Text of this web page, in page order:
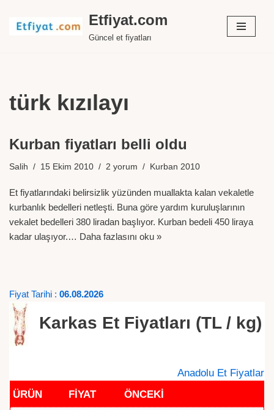
İçeriğe
Etfiyat.com
Güncel et fiyatları
türk kızılayı
Kurban fiyatları belli oldu
Salih 15 Ekim 2010 2 yorum Kurban 2010
Et fiyatlarındaki belirsizlik yüzünden muallakta kalan vekaletle
kurbanlık bedelleri netleşti. Buna göre yardım kuruluşlarının
vekalet bedelleri 380 liradan başlıyor. Kurban bedeli 450 liraya
kadar ulaşıyor.… Daha fazlasını oku »
Fiyat Tarihi : 06.08.2026
Karkas Et Fiyatları (TL / kg)
Anadolu Et Fiyatlar
ÜRÜN
FİYAT ÖNCEKİ